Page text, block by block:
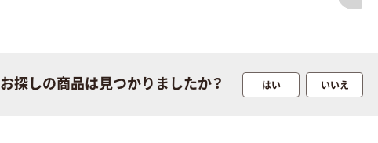
お探しの商品は見つかりましたか？ はい いいえ